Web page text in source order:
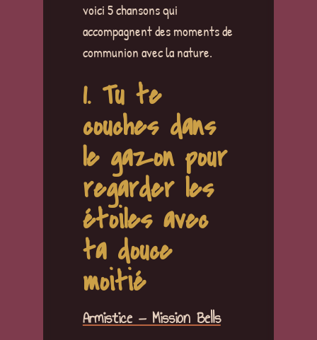
voici 5 chansons qui
accompagnent des moments de
communion avec la nature.
1. Tu te
couches dans
le gazon pour
regarder les
étoiles avec
ta douce
moitié
Armistice — Mission Bells